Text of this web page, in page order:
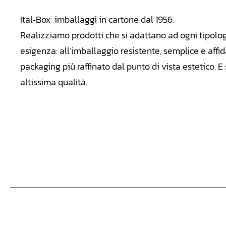
Ital‑Box: imballaggi in cartone dal 1956.
Realizziamoprodotti che si adattano ad ogni
esigenza: all’imballaggio resistente, semplice e
packaging più raffinato dal punto di vista estetico.
altissima qualità.